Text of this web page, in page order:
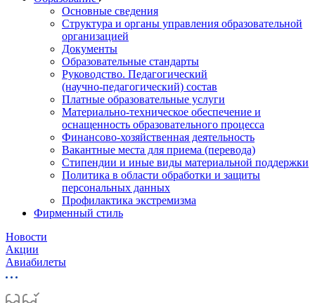
Основные сведения
Структура и органы управления образовательной
организацией
Документы
Образовательные стандарты
Руководство. Педагогический
(научно‑педагогический) состав
Платные образовательные услуги
Материально-техническое обеспечение и
оснащенность образовательного процесса
Финансово-хозяйственная деятельность
Вакантные места для приема (перевода)
Стипендии и иные виды материальной поддержки
Политика в области обработки и защиты
персональных данных
Профилактика экстремизма
Фирменный стиль
Новости
Акции
Авиабилеты